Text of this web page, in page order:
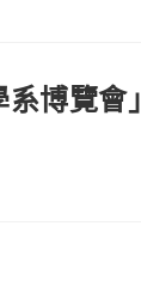
博覽會」